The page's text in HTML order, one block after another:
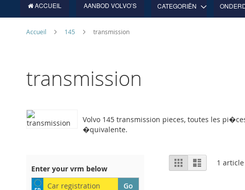
ACCUEIL AANBOD VOLVO’S CATEGORIËN
Accueil 145 transmission
transmission
Volvo 145 transmission pieces, toutes les
�quivalente.
Afficher
en
GrilleListe 1 article
Enter your vrm below